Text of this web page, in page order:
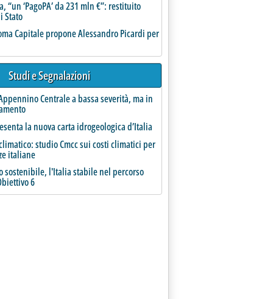
in vista di scenari di aumento della produzione dei fanghi e possibili restrizioni
“un ‘PagoPA’ da 231 mln €”: restituito
Stato
Capitale propone Alessandro Picardi per
Studi e Segnalazioni
Centrale a bassa severità, ma in
la nuova carta idrogeologica d’Italia
studio Cmcc sui costi climatici per
italiane
sostenibile, l'Italia stabile nel percorso
6